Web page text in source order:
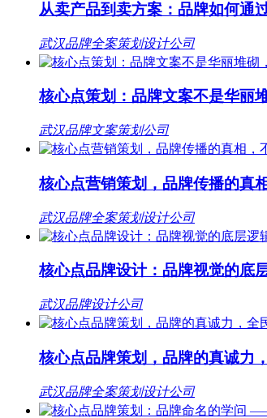
从卖产品到卖方案：品牌如何通
武汉品牌全案策划设计公司
核心点策划：品牌文案不是华丽
武汉品牌文案策划公司
核心点营销策划，品牌传播的真
武汉品牌全案策划设计公司
核心点品牌设计：品牌视觉的底
武汉品牌设计公司
核心点品牌策划，品牌的真诚力
武汉品牌全案策划设计公司